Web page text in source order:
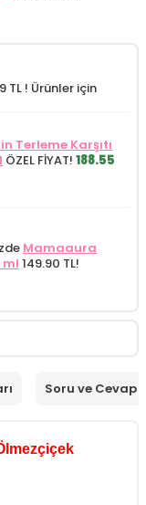
TL ! Ürünler için
Terleme Karşıtı
ÖZEL FİYAT! 188.55
Mamaaura
ml 149.90 TL!
Soru ve Cevap